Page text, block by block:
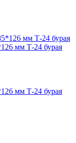
мм Т-24 бурая
мм Т-24 бурая